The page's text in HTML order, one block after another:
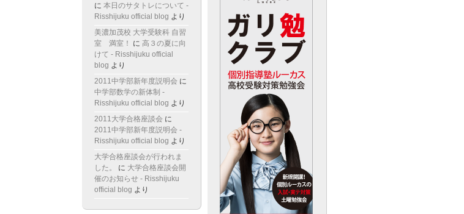
に 本日のサタトレについて -
Risshijuku official blog より
美濃加茂校 大学受験科 自習
室 満室！
に 高３の夏に向
けて - Risshijuku official
blog より
2011中学部新年度説明会 に
中学部数学の新体制 -
Risshijuku official blog より
2011大学合格座談会 に
2011中学部新年度説明会 -
Risshijuku official blog より
大学合格座談会が行われま
した。
に 大学合格座談会開
催のお知らせ - Risshijuku
official blog より